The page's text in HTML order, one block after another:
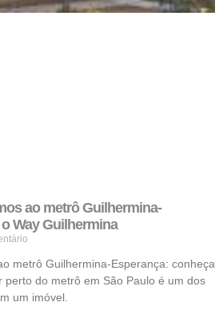
ao metrô Guilhermina-
Way Guilhermina
metrô Guilhermina-Esperança: conheça
perto do metrô em São Paulo é um dos
um imóvel.